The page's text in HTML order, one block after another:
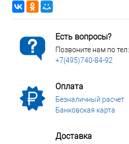
Есть вопросы?
Позвоните нам по тел:
+7(495)740-84-92
Оплата
Безналичный расчет
Банковская карта
Доставка